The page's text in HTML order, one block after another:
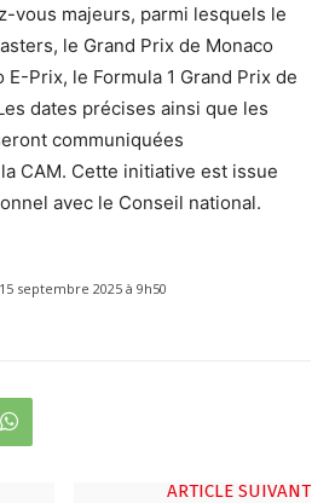
vous majeurs, parmi lesquels le
le Grand Prix de Monaco
Prix, le Formula 1 Grand Prix de
dates précises ainsi que les
communiquées
CAM. Cette initiative est issue
avec le Conseil national.
15 septembre 2025 à 9h50
ARTICLE SUIVANT